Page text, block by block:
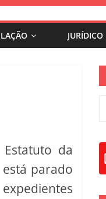
JURÍDICO
da
está parado